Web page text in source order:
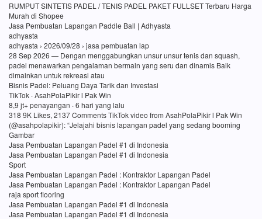
RUMPUT SINTETIS PADEL / TENIS PADEL PAKET FULLSET Terbaru Harga
Murah di Shopee
Jasa Pembuatan Lapangan Paddle Ball | Adhyasta
adhyasta
adhyasta › 2026/09/28 › jasa pembuatan lap
28 Sep 2026 — Dengan menggabungkan unsur unsur tenis dan squash,
padel menawarkan pengalaman bermain yang seru dan dinamis Baik
dimainkan untuk rekreasi atau
Bisnis Padel: Peluang Daya Tarik dan Investasi
TikTok · AsahPolaPikir l Pak Win
8,9 jt+ penayangan · 6 hari yang lalu
318 9K Likes, 2137 Comments TikTok video from AsahPolaPikir l Pak Win
(@asahpolapikir): “Jelajahi bisnis lapangan padel yang sedang booming
Gambar
Jasa Pembuatan Lapangan Padel #1 di Indonesia
Jasa Pembuatan Lapangan Padel #1 di Indonesia
Sport
Jasa Pembuatan Lapangan Padel : Kontraktor Lapangan Padel
Jasa Pembuatan Lapangan Padel : Kontraktor Lapangan Padel
raja sport flooring
Jasa Pembuatan Lapangan Padel #1 di Indonesia
Jasa Pembuatan Lapangan Padel #1 di Indonesia